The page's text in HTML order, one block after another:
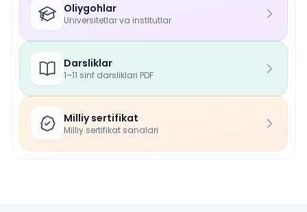
Oliygohlar
Universitetlar va institutlar
Darsliklar
1–11 sinf darsliklari PDF
Milliy sertifikat
Milliy sertifikat sanalari